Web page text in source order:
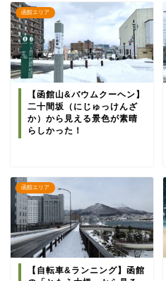
函館エリア
【函館山&バウムクーヘン】
二十間坂（にじゅっけんざ
か）から見える景色が素晴
らしかった！
函館エリア
【自転車&ランニング】函館